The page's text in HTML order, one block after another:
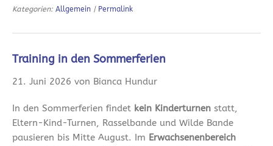
Kategorien: Allgemein | Permalink
Training in den Sommerferien
21. Juni 2026 von Bianca Hundur
In den Sommerferien findet kein Kinderturnen statt,
Eltern-Kind-Turnen, Rasselbande und Wilde Bande
pausieren bis Mitte August. Im Erwachsenenbereich